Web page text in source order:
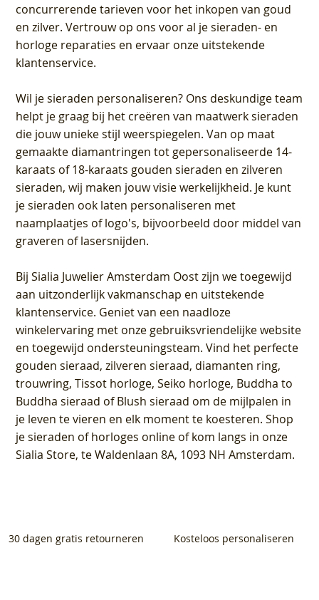
concurrerende tarieven voor het inkopen van goud
en zilver. Vertrouw op ons voor al je sieraden- en
horloge reparaties en ervaar onze uitstekende
klantenservice.
Wil je sieraden personaliseren? Ons deskundige team
helpt je graag bij het creëren van maatwerk sieraden
die jouw unieke stijl weerspiegelen. Van op maat
gemaakte diamantringen tot gepersonaliseerde 14-
karaats of 18-karaats gouden sieraden en zilveren
sieraden, wij maken jouw visie werkelijkheid. Je kunt
je sieraden ook laten personaliseren met
naamplaatjes of logo's, bijvoorbeeld door middel van
graveren of lasersnijden.
BijSialia Juwelier Amsterdam Oostzijn we toegewijd
aan uitzonderlijk vakmanschap en uitstekende
klantenservice. Geniet van een naadloze
winkelervaring met onze gebruiksvriendelijke website
en toegewijd ondersteuningsteam. Vind het perfecte
gouden sieraad, zilveren sieraad, diamanten ring,
trouwring, Tissot horloge, Seiko horloge, Buddha to
Buddha sieraad of Blush sieraad om de mijlpalen in
je leven te vieren en elk moment te koesteren. Shop
je sieraden of horloges online of kom langs in onze
Sialia Store, te Waldenlaan 8A, 1093 NH Amsterdam.
30 dagen gratis retourneren Kosteloos personaliseren